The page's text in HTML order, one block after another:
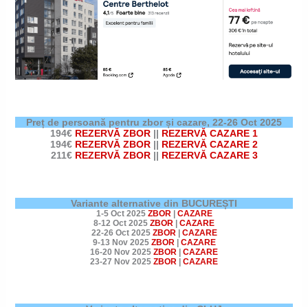
Preț de persoană pentru zbor și cazare, 22-26 Oct 2025
194€ REZERVĂ ZBOR || REZERVĂ CAZARE 1
194€ REZERVĂ ZBOR || REZERVĂ CAZARE 2
211€ REZERVĂ ZBOR|| REZERVĂ CAZARE 3
Variante alternative din BUCUREȘTI
1-5 Oct 2025 ZBOR| CAZARE
8-12 Oct 2025 ZBOR
CAZARE
22-26 Oct 2025 ZBOR| CAZARE
9-13 Nov 2025 ZBOR| CAZARE
16-20 Nov 2025 ZBOR
CAZARE
23-27 Nov 2025 ZBOR CAZARE